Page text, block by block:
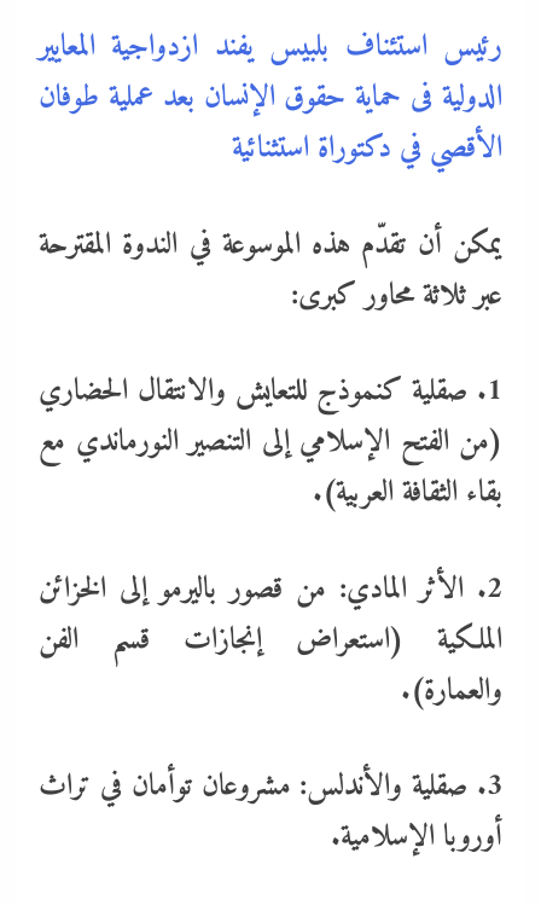
رئيس استئناف بلبيس يفند ازدواجية المعايير
الدولية فى حماية حقوق الإنسان بعد عملية طوفان
الأقصي في دكتوراة استثنائية
يمكن أن تقدّم هذه الموسوعة في الندوة المقترحة
عبر ثلاثة محاور كبرى:
1. صقلية كنموذج للتعايش والانتقال الحضاري
(من الفتح الإسلامي إلى التنصير النورماندي مع
بقاء الثقافة العربية).
2. الأثر المادي: من قصور باليرمو إلى الخزائن
الملكية (استعراض إنجازات قسم الفن
والعمارة).
3. صقلية والأندلس: مشروعان توأمان في تراث
أوروبا الإسلامية.